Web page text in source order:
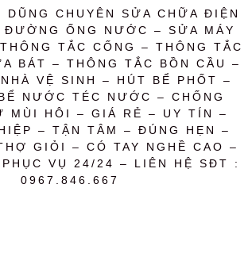
DŨNG CHUYÊN SỬA CHỮA ĐIỆN
ỐNG NƯỚC – SỬA MÁY
TẮC CỐNG – THÔNG TẮC
BÁT – THÔNG TẮC BỒN CẦU –
VỆ SINH – HÚT BỂ PHỐT –
NƯỚC TÉC NƯỚC – CHỐNG
MÙI HÔI – GIÁ RẺ – UY TÍN –
– TẬN TÂM – ĐÚNG HẸN –
GIỎI – CÓ TAY NGHỀ CAO –
VỤ 24/24 – LIÊN HỆ SĐT :
0967.846.667